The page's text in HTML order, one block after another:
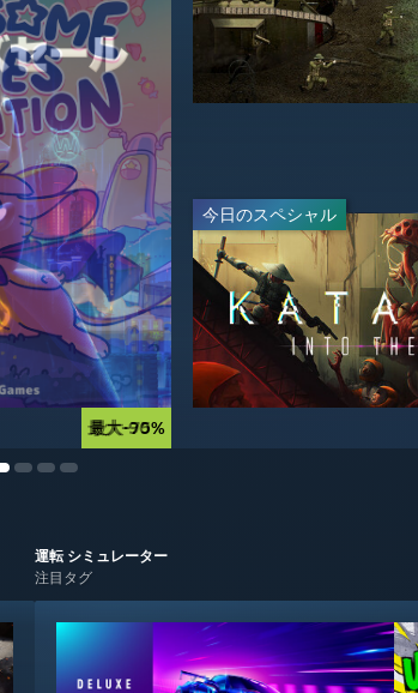
最大-90%
今日のスペシャル
最大-75%
ライブ
-67% $69.99$23.09
-60% $69.99$27.99
-75% $39.99$9.99
-25% $39.99$29.99
運転 シミュレーター
注目タグ